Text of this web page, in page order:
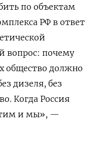
по объектам
РФ в ответ
вопрос: почему
общество должно
дизеля, без
Когда Россия
и мы», —